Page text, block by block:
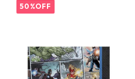
50%OFF